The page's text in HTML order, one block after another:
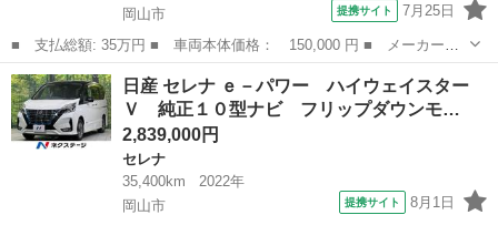
岡山市
提携サイト 7月25日
■ 支払総額: 35万円 ■ 車両本体価格： 150,000 円 ■ メーカー
名： 日産 ■ 車種名： セレナ ■ グレード名： ２０Ｇ ＨＤＤ
ナビエディション フルタイム４ＷＤ 左側ＰＳＤ ８人乗り チッ
プアップシート ...
岡山 岡山市 セレナ
日産 セレナ ｅ－パワー ハイウェイスター
Ｖ 純正１０型ナビ フリップダウンモ…
2,839,000円
セレナ
35,400km
2022年
岡山市
提携サイト 8月1日